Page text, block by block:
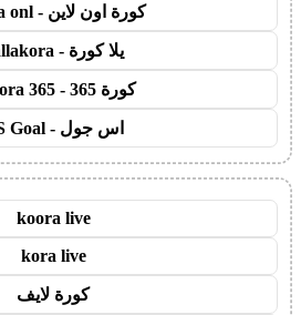
كورة اون لاين - koora onl
يلا كورة - yallakora
كورة 365 - kooora 365
اس جول - AS Goal
koora live
kora live
كورة لايف